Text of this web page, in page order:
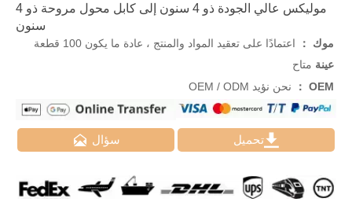
موليكس عالي الجودة ذو 4 سنون إلى كابل محول مروحة ذو 4
سنون
موك ：
اعتمادًا على تعقيد المواد والمنتج ، عادة ما يكون 100 قطعة
عينة متاح
OEM ：
نحن نؤيد OEM / ODM
 سؤال تحميل